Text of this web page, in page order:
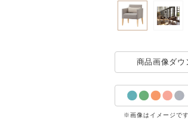
商品画像ダウ
※画像はイメージで